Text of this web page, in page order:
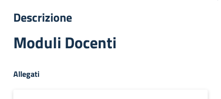
Descrizione
Moduli Docenti
Allegati